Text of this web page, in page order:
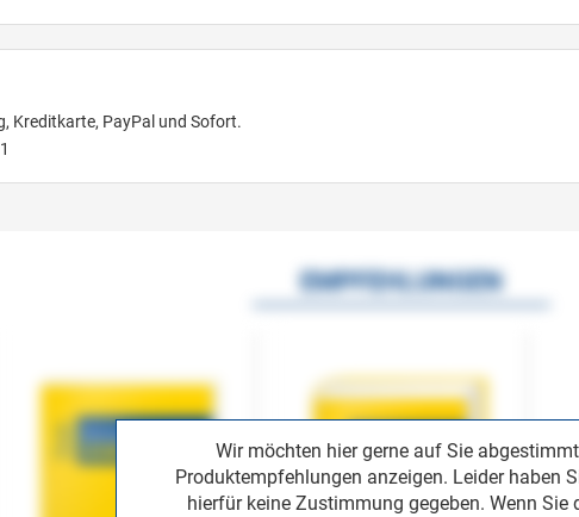
Kreditkarte, PayPal und Sofort.
Wir möchten hier gerne auf Sie
Produktempfehlungen anzeigen. Leider haben
hierfür keine Zustimmung gegeben. Wenn Sie
EMPFEHLUNGEN